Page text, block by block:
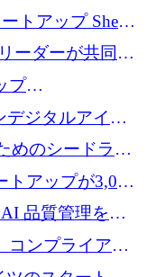
援を獲得
トアップ Sherpa
調達
ーダーが共同設
トアップが
達
プ
1,500万ユーロ
デジタルアイデ
めに350万ユー
めのシードラウ
トアップが3,000
、涙を流すハ
品質管理を拡
達
コンプライアン
640 万ポンドを